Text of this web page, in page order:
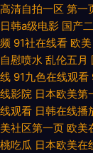
高清自拍一区 第一
日韩a级电影 国产
频 91社在线看 欧
自慰喷水 乱伦五月
线 91九色在线观看
线影院 日本欧美第
线观看 日韩在线播
美社区第一页 欧美
桃吃瓜 日本欧美在